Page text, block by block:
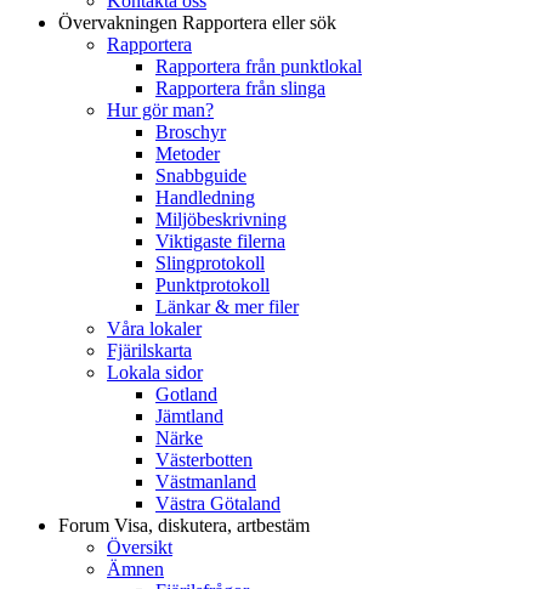
Övervakningen Rapportera eller sök
Rapportera
Rapportera från punktlokal
Rapportera från slinga
Hur gör man?
Broschyr
Metoder
Snabbguide
Handledning
Miljöbeskrivning
Viktigaste filerna
Slingprotokoll
Punktprotokoll
Länkar & mer filer
Våra lokaler
Fjärilskarta
Lokala sidor
Gotland
Jämtland
Närke
Västerbotten
Västmanland
Västra Götaland
Forum Visa, diskutera, artbestäm
Översikt
Ämnen